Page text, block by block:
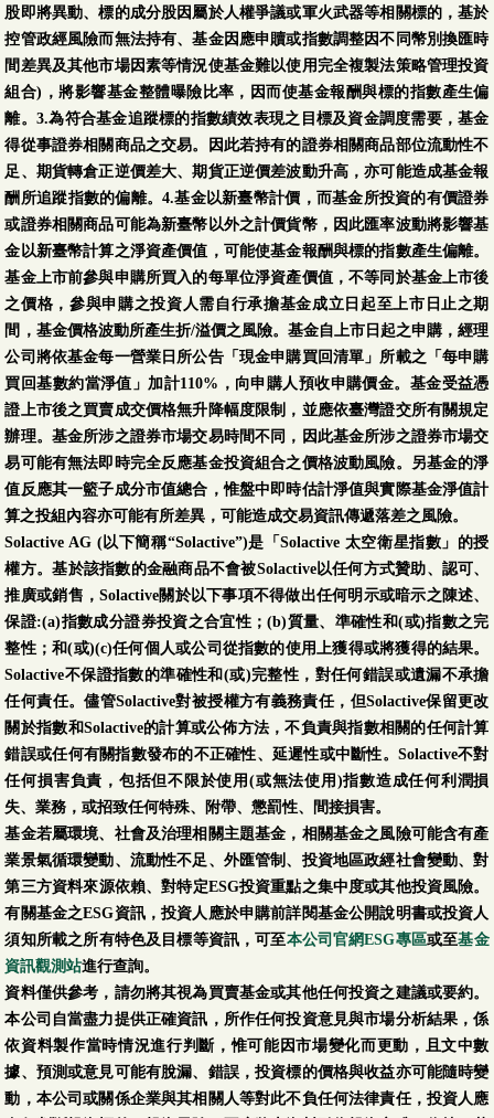
股即將異動、標的成分股因屬於人權爭議或軍火武器等相關標的，基於
控管政經風險而無法持有、基金因應申贖或指數調整因不同幣別換匯時
間差異及其他市場因素等情況使基金難以使用完全複製法策略管理投資
組合)，將影響基金整體曝險比率，因而使基金報酬與標的指數產生偏
離。3.為符合基金追蹤標的指數績效表現之目標及資金調度需要，基金
得從事證券相關商品之交易。因此若持有的證券相關商品部位流動性不
足、期貨轉倉正逆價差大、期貨正逆價差波動升高，亦可能造成基金報
酬所追蹤指數的偏離。4.基金以新臺幣計價，而基金所投資的有價證券
或證券相關商品可能為新臺幣以外之計價貨幣，因此匯率波動將影響基
金以新臺幣計算之淨資產價值，可能使基金報酬與標的指數產生偏離。
基金上市前參與申購所買入的每單位淨資產價值，不等同於基金上市後
之價格，參與申購之投資人需自行承擔基金成立日起至上市日止之期
間，基金價格波動所產生折/溢價之風險。基金自上市日起之申購，經理
公司將依基金每一營業日所公告「現金申購買回清單」所載之「每申購
買回基數約當淨值」加計110%，向申購人預收申購價金。基金受益憑
證上市後之買賣成交價格無升降幅度限制，並應依臺灣證交所有關規定
辦理。基金所涉之證券市場交易時間不同，因此基金所涉之證券市場交
易可能有無法即時完全反應基金投資組合之價格波動風險。另基金的淨
值反應其一籃子成分市值總合，惟盤中即時估計淨值與實際基金淨值計
算之投組內容亦可能有所差異，可能造成交易資訊傳遞落差之風險。
Solactive AG (以下簡稱“Solactive”)是「Solactive 太空衛星指數」的授
權方。基於該指數的金融商品不會被Solactive以任何方式贊助、認可、
推廣或銷售，Solactive關於以下事項不得做出任何明示或暗示之陳述、
保證:(a)指數成分證券投資之合宜性；(b)質量、準確性和(或)指數之完
整性；和(或)(c)任何個人或公司從指數的使用上獲得或將獲得的結果。
Solactive不保證指數的準確性和(或)完整性，對任何錯誤或遺漏不承擔
任何責任。儘管Solactive對被授權方有義務責任，但Solactive保留更改
關於指數和Solactive的計算或公佈方法，不負責與指數相關的任何計算
錯誤或任何有關指數發布的不正確性、延遲性或中斷性。Solactive不對
任何損害負責，包括但不限於使用(或無法使用)指數造成任何利潤損
失、業務，或招致任何特殊、附帶、懲罰性、間接損害。
基金若屬環境、社會及治理相關主題基金，相關基金之風險可能含有產
業景氣循環變動、流動性不足、外匯管制、投資地區政經社會變動、對
第三方資料來源依賴、對特定ESG投資重點之集中度或其他投資風險。
有關基金之ESG資訊，投資人應於申購前詳閱基金公開說明書或投資人
須知所載之所有特色及目標等資訊，可至本公司官網ESG專區或至基金
資訊觀測站進行查詢。
資料僅供參考，請勿將其視為買賣基金或其他任何投資之建議或要約。
本公司自當盡力提供正確資訊，所作任何投資意見與市場分析結果，係
依資料製作當時情況進行判斷，惟可能因市場變化而更動，且文中數
據、預測或意見可能有脫漏、錯誤，投資標的價格與收益亦可能隨時變
動，本公司或關係企業與其相關人等對此不負任何法律責任，投資人應